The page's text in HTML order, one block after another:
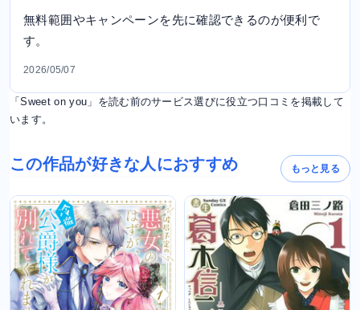
無料範囲やキャンペーンを先に確認できるのが便利で
す。
2026/05/07
「Sweet on you」を読む前のサービス選びに役立つ口コミを掲載して
います。
この作品が好きな人におすすめ もっと見る